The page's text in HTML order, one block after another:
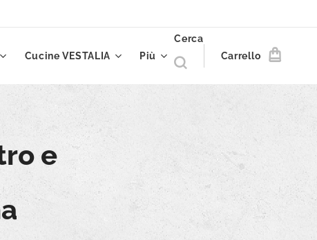
Cucine VESTALIA Più
Cerca
Carrello
e